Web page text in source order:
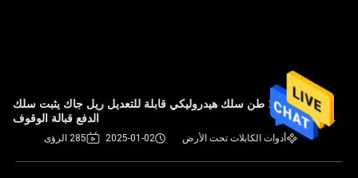
5 - 10 طن سلك هيدروليكي قابلة للتعديل ريل جاك يثبت سلك
الدفع قبالة الوقوف
أدوات الكابلات تحت الأرض 2025-01-02 285 الرؤى